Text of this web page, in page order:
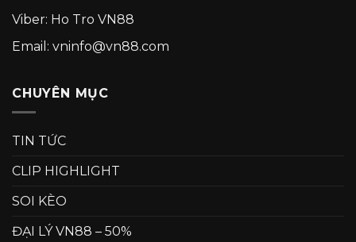
Viber: Ho Tro VN88
Email: vninfo@vn88.com
CHUYÊN MỤC
TIN TỨC
CLIP HIGHLIGHT
SOI KÈO
ĐẠI LÝ VN88 – 50%